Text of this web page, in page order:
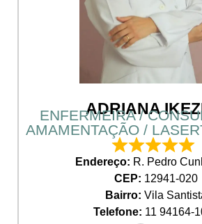
ADRIANA
ENFERMEIRA /
AMAMENTAÇÃO /
Endereço: R. Pedro
CEP: 12941-020
Bairro: Vila
Telefone: 11 94164-